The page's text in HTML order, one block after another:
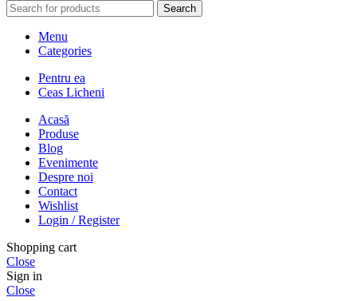
Search
Menu
Categories
Pentru ea
Ceas Licheni
Acasă
Produse
Blog
Evenimente
Despre noi
Contact
Wishlist
Login / Register
Shopping cart
Close
Sign in
Close